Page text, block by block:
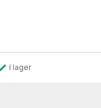
I lager